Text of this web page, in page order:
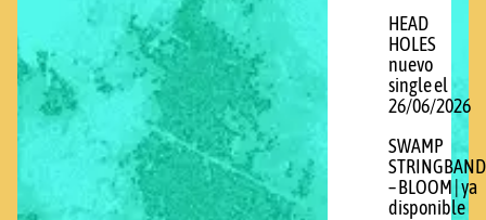
HEAD
HOLES
nuevo
single el
26/06/2026
SWAMP
STRINGBAND
– BLOOM | ya
disponible